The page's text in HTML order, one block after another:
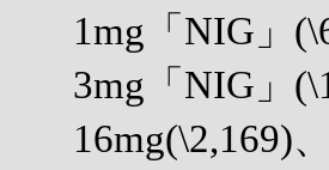
1mg「NIG」
3mg「NIG」
16mg(\2,169)